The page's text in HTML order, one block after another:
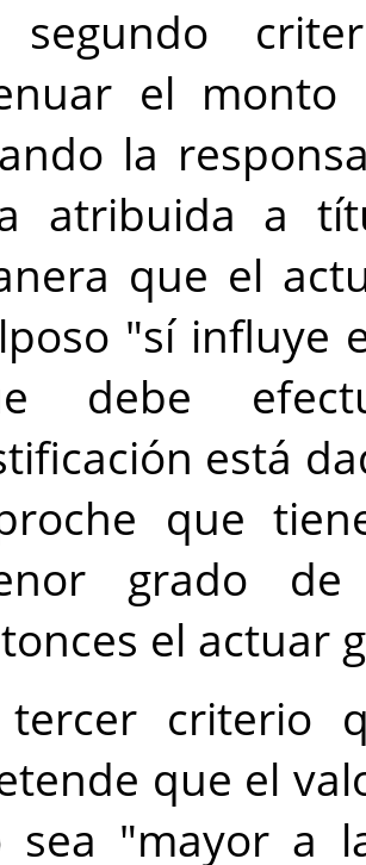
segundo
el monto
la
atribuida a
que el
"sí influye
debe
está
que
grado
el actuar
tercer criterio
que el
sea "mayor a